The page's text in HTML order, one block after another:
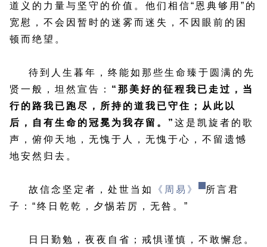
道义的力量与坚守的价值。他们相信“恩典够用”的
宽慰，不会因暂时的迷雾而迷失，不因眼前的困
顿而绝望。
待到人生暮年，终能如那些生命臻于圆满的先
贤一般，坦然宣告： “那美好的征程我已走过，当
行的路我已跑尽，所持的道我已守住；从此以
后，自有生命的冠冕为我存留。”这是凯旋者的歌
声，俯仰天地，无愧于人，无愧于心，不留遗憾
地安然归去。
故信念坚定者，处世当如 《周易》
所言君
子：“终日乾乾，夕惕若厉，无咎。”
日日勤勉，夜夜自省；戒惧谨慎，不敢懈怠。